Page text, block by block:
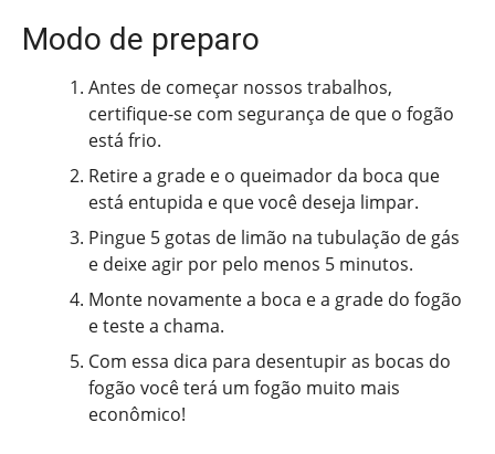
Modo de preparo
Antes de começar nossos trabalhos,
certifique-se com segurança de que o fogão
está frio.
Retire a grade e o queimador da boca que
está entupida e que você deseja limpar.
Pingue 5 gotas de limão na tubulação de gás
e deixe agir por pelo menos 5 minutos.
Monte novamente a boca e a grade do fogão
e teste a chama.
Com essa dica para desentupir as bocas do
fogão você terá um fogão muito mais
econômico!